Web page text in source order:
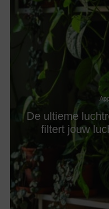
De ultieme
filtert jouw